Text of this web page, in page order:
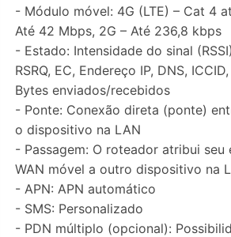
- Módulo móvel: 4G (LTE) – Cat 4
Até 42 Mbps, 2G – Até 236,8 kbps
- Estado: Intensidade do sinal
RSRQ, EC, Endereço IP, DNS,
Bytes enviados/recebidos
- Ponte: Conexão direta (ponte)
o dispositivo na LAN
- Passagem: O roteador atribui seu
WAN móvel a outro dispositivo na
- APN: APN automático
- SMS: Personalizado
- PDN múltiplo (opcional):